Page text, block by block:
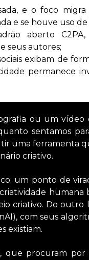
e o foco migra
e se houve uso de
aberto C2PA,
seus autores;
exibam de
permanece
ou um
sentamos
uma ferramenta
criativo.
um ponto de
humana
criativo. Do outro
com seus
existiam.
que procuram por